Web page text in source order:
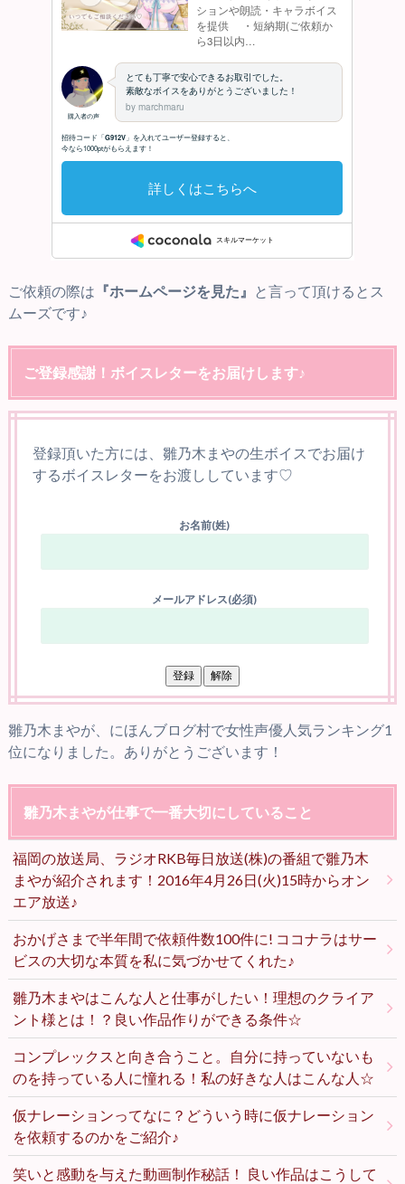
ご依頼の際は 『ホームページを見た』
と言って頂けるとス
ムーズです♪
ご登録感謝！ボイスレターをお届けします♪
登録頂いた方には、雛乃木まやの生ボイスでお届け
するボイスレターをお渡ししています♡
お名前(姓)
メールアドレス(必須)
雛乃木まやが、にほんブログ村で女性声優人気ランキング1
位になりました。ありがとうございます！
雛乃木まやが仕事で一番大切にしていること
福岡の放送局、ラジオRKB毎日放送(株)の番組で雛乃木
まやが紹介されます！2016年4月26日(火)15時からオン
エア放送♪
おかげさまで半年間で依頼件数100件に! ココナラはサー
ビスの大切な本質を私に気づかせてくれた♪
雛乃木まやはこんな人と仕事がしたい！理想のクライア
ント様とは！？良い作品作りができる条件☆
コンプレックスと向き合うこと。自分に持っていないも
のを持っている人に憧れる！私の好きな人はこんな人☆
仮ナレーションってなに？どういう時に仮ナレーション
を依頼するのかをご紹介♪
笑いと感動を与えた動画制作秘話！ 良い作品はこうして